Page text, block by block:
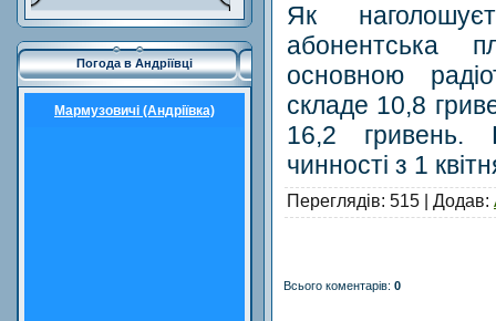
Погода в Андріївці
Мармузовичі (Андріївка)
Як
абонентська
основною
складе 10,8
16,2 гривень.
чинності з 1
Переглядів: 515 | Додав:
Всього коментарів: 0